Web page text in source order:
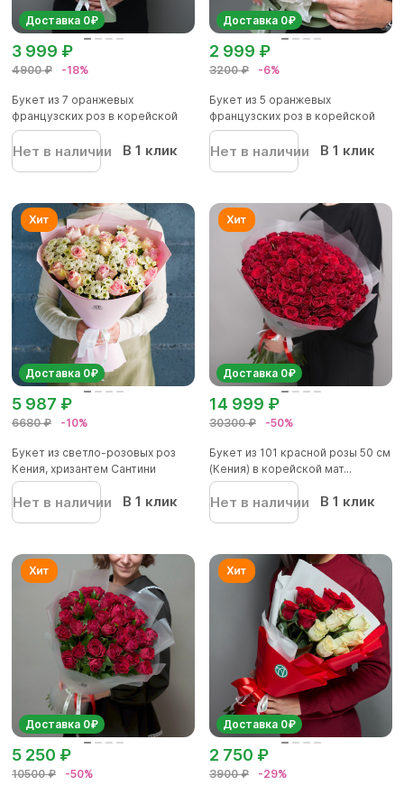
Доставка 0₽
4900 ₽ -18%
3 999 ₽
Букет из 7 оранжевых
французских роз в корейской
упаков...
Нет в наличии В 1 клик
Доставка 0₽
3200 ₽ -6%
2 999 ₽
Букет из 5 оранжевых
французских роз в корейской
упаков...
Нет в наличии В 1 клик
Доставка 0₽
6680 ₽ -10%
5 987 ₽
Букет из светло-розовых роз
Кения, хризантем Сантини
Нет в наличии В 1 клик
Доставка 0₽
30300 ₽ -50%
14 999 ₽
Букет из 101 красной розы 50 см
(Кения) в корейской мат...
Нет в наличии В 1 клик
Доставка 0₽
10500 ₽ -50%
5 250 ₽
Доставка 0₽
3900 ₽ -29%
2 750 ₽